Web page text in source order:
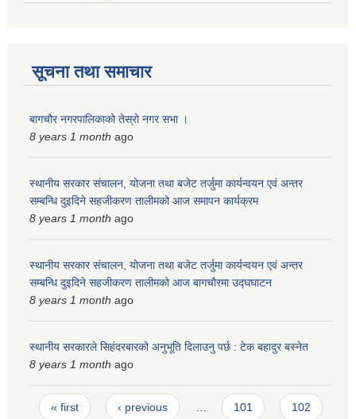
सूचना तथा समाचार
बागचौर नगरपालिकाको तेस्रो नगर सभा ।
8 years 1 month ago
स्थानीय सरकार संचालन, योजना तथा बजेट तर्जुमा कार्यन्वयन एवं अन्तर
सम्बन्धि दुइदिने सहजीकरण तालीमको आज समापन कार्यक्रम
8 years 1 month ago
स्थानीय सरकार संचालन, योजना तथा बजेट तर्जुमा कार्यन्वयन एवं अन्तर
सम्बन्धि दुइदिने सहजीकरण तालीमको आज बागचौरमा उद्घघाटन
8 years 1 month ago
स्थानीय सरकारले सिहंदरबारको अनुभूति दिलाउनु पर्छ : टेक बहादुर बस्नेत
8 years 1 month ago
Pages
« first ‹ previous … 101 102